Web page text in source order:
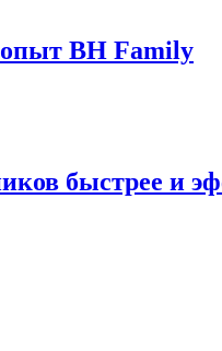
опыт BH Family
быстрее и